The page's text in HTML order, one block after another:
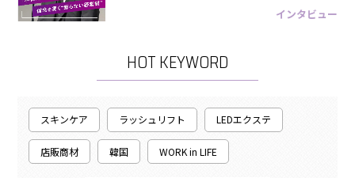
インタビュー
HOT KEYWORD
スキンケア ラッシュリフト LEDエクステ
店販商材 韓国 WORK in LIFE